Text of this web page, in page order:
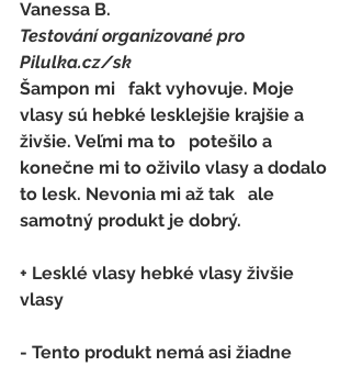
Vanessa B.
Testování organizované pro
Pilulka.cz/sk
Šampon mi   fakt vyhovuje. Moje
vlasy sú hebké lesklejšie krajšie a
živšie. Veľmi ma to   potešilo a
konečne mi to oživilo vlasy a dodalo
to lesk. Nevonia mi až tak   ale
samotný produkt je dobrý.
+ Lesklé vlasy hebké vlasy živšie
vlasy
- Tento produkt nemá asi žiadne